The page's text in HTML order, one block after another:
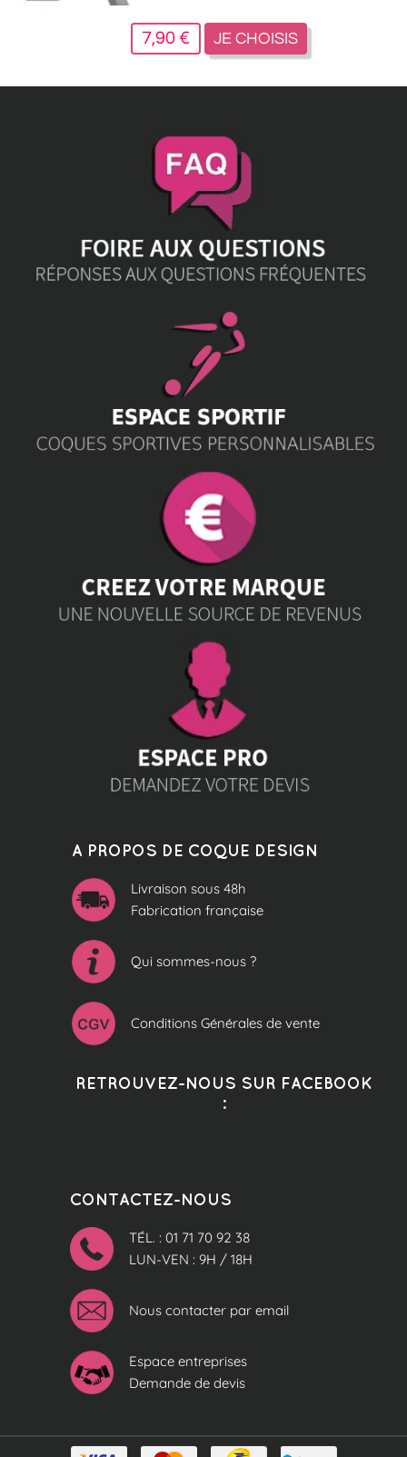
7,90 € JE CHOISIS
A PROPOS DE COQUE DESIGN
Livraison sous 48h
Fabrication française
Qui sommes-nous ?
Conditions Générales de vente
RETROUVEZ-NOUS SUR FACEBOOK
:
CONTACTEZ-NOUS
TÉL. : 01 71 70 92 38
LUN-VEN : 9H / 18H
Nous contacter par email
Espace entreprises
Demande de devis